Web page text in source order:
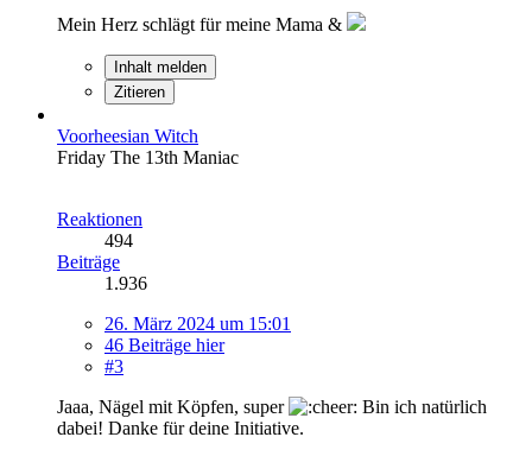
Mein Herz schlägt für meine Mama &
Inhalt melden
Zitieren
Voorheesian Witch
Friday The 13th Maniac
Reaktionen
494
Beiträge
1.936
26. März 2024 um 15:01
46 Beiträge hier
#3
Jaaa, Nägel mit Köpfen, super
Bin ich natürlich
dabei! Danke für deine Initiative.